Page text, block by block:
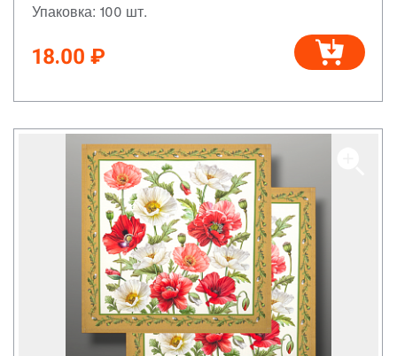
Упаковка: 100 шт.
18.00 ₽